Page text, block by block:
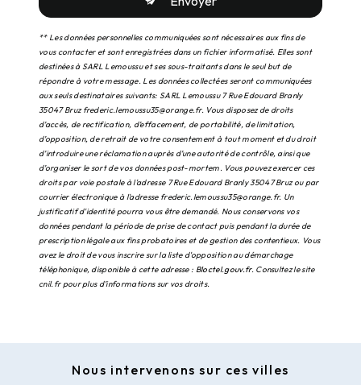
** Les données personnelles communiquées sont nécessaires aux fins de
vous contacter et sont enregistrées dans un fichier informatisé. Elles sont
destinées à SARL Lemoussu et ses sous-traitants dans le seul but de
répondre à votre message. Les données collectées seront communiquées
aux seuls destinataires suivants: SARL Lemoussu 7 Rue Edouard Branly
35047 Bruz frederic.lemoussu35@orange.fr. Vous disposez de droits
d’accès, de rectification, d’effacement, de portabilité, de limitation,
d’opposition, de retrait de votre consentement à tout moment et du droit
d’introduire une réclamation auprès d’une autorité de contrôle, ainsi que
d’organiser le sort de vos données post-mortem. Vous pouvez exercer ces
droits par voie postale à l'adresse 7 Rue Edouard Branly 35047 Bruz ou par
courrier électronique à l'adresse frederic.lemoussu35@orange.fr. Un
justificatif d'identité pourra vous être demandé. Nous conservons vos
données pendant la période de prise de contact puis pendant la durée de
prescription légale aux fins probatoires et de gestion des contentieux. Vous
avez le droit de vous inscrire sur la liste d'opposition au démarchage
téléphonique, disponible à cette adresse : Bloctel.gouv.fr. Consultez le site
cnil.fr pour plus d’informations sur vos droits.
Nous intervenons sur ces villes